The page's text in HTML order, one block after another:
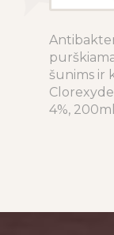
šunims ir
4%, 200ml